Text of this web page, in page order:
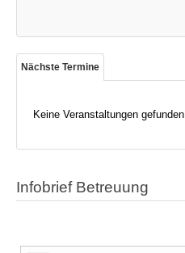
Nächste Termine
Keine Veranstaltungen gefunden
Infobrief Betreuung